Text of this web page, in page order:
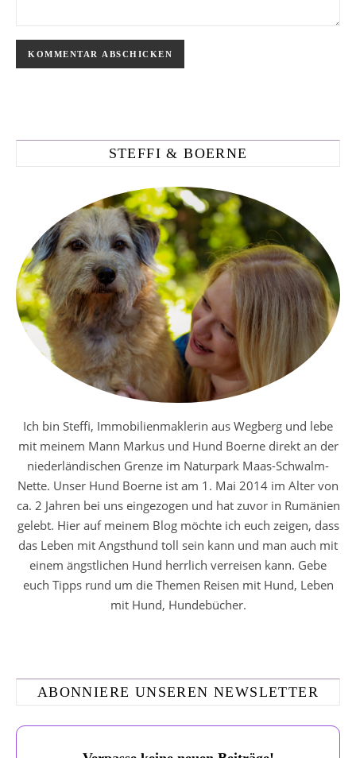
STEFFI & BOERNE
Ich bin Steffi, Immobilienmaklerin aus Wegberg und lebe
mit meinem Mann Markus und Hund Boerne direkt an der
niederländischen Grenze im Naturpark Maas-Schwalm-
Nette. Unser Hund Boerne ist am 1. Mai 2014 im Alter von
ca. 2 Jahren bei uns eingezogen und hat zuvor in Rumänien
gelebt. Hier auf meinem Blog möchte ich euch zeigen, dass
das Leben mit Angsthund toll sein kann und man auch mit
einem ängstlichen Hund herrlich verreisen kann. Gebe
euch Tipps rund um die Themen Reisen mit Hund, Leben
mit Hund, Hundebücher.
ABONNIERE UNSEREN NEWSLETTER